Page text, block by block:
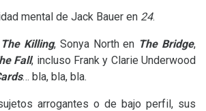
mental de Jack Bauer en 24.
The Killing, Sonya North en The Bridge,
Fall, incluso Frank y Clarie Underwood
… bla, bla, bla.
arrogantes o de bajo perfil, sus